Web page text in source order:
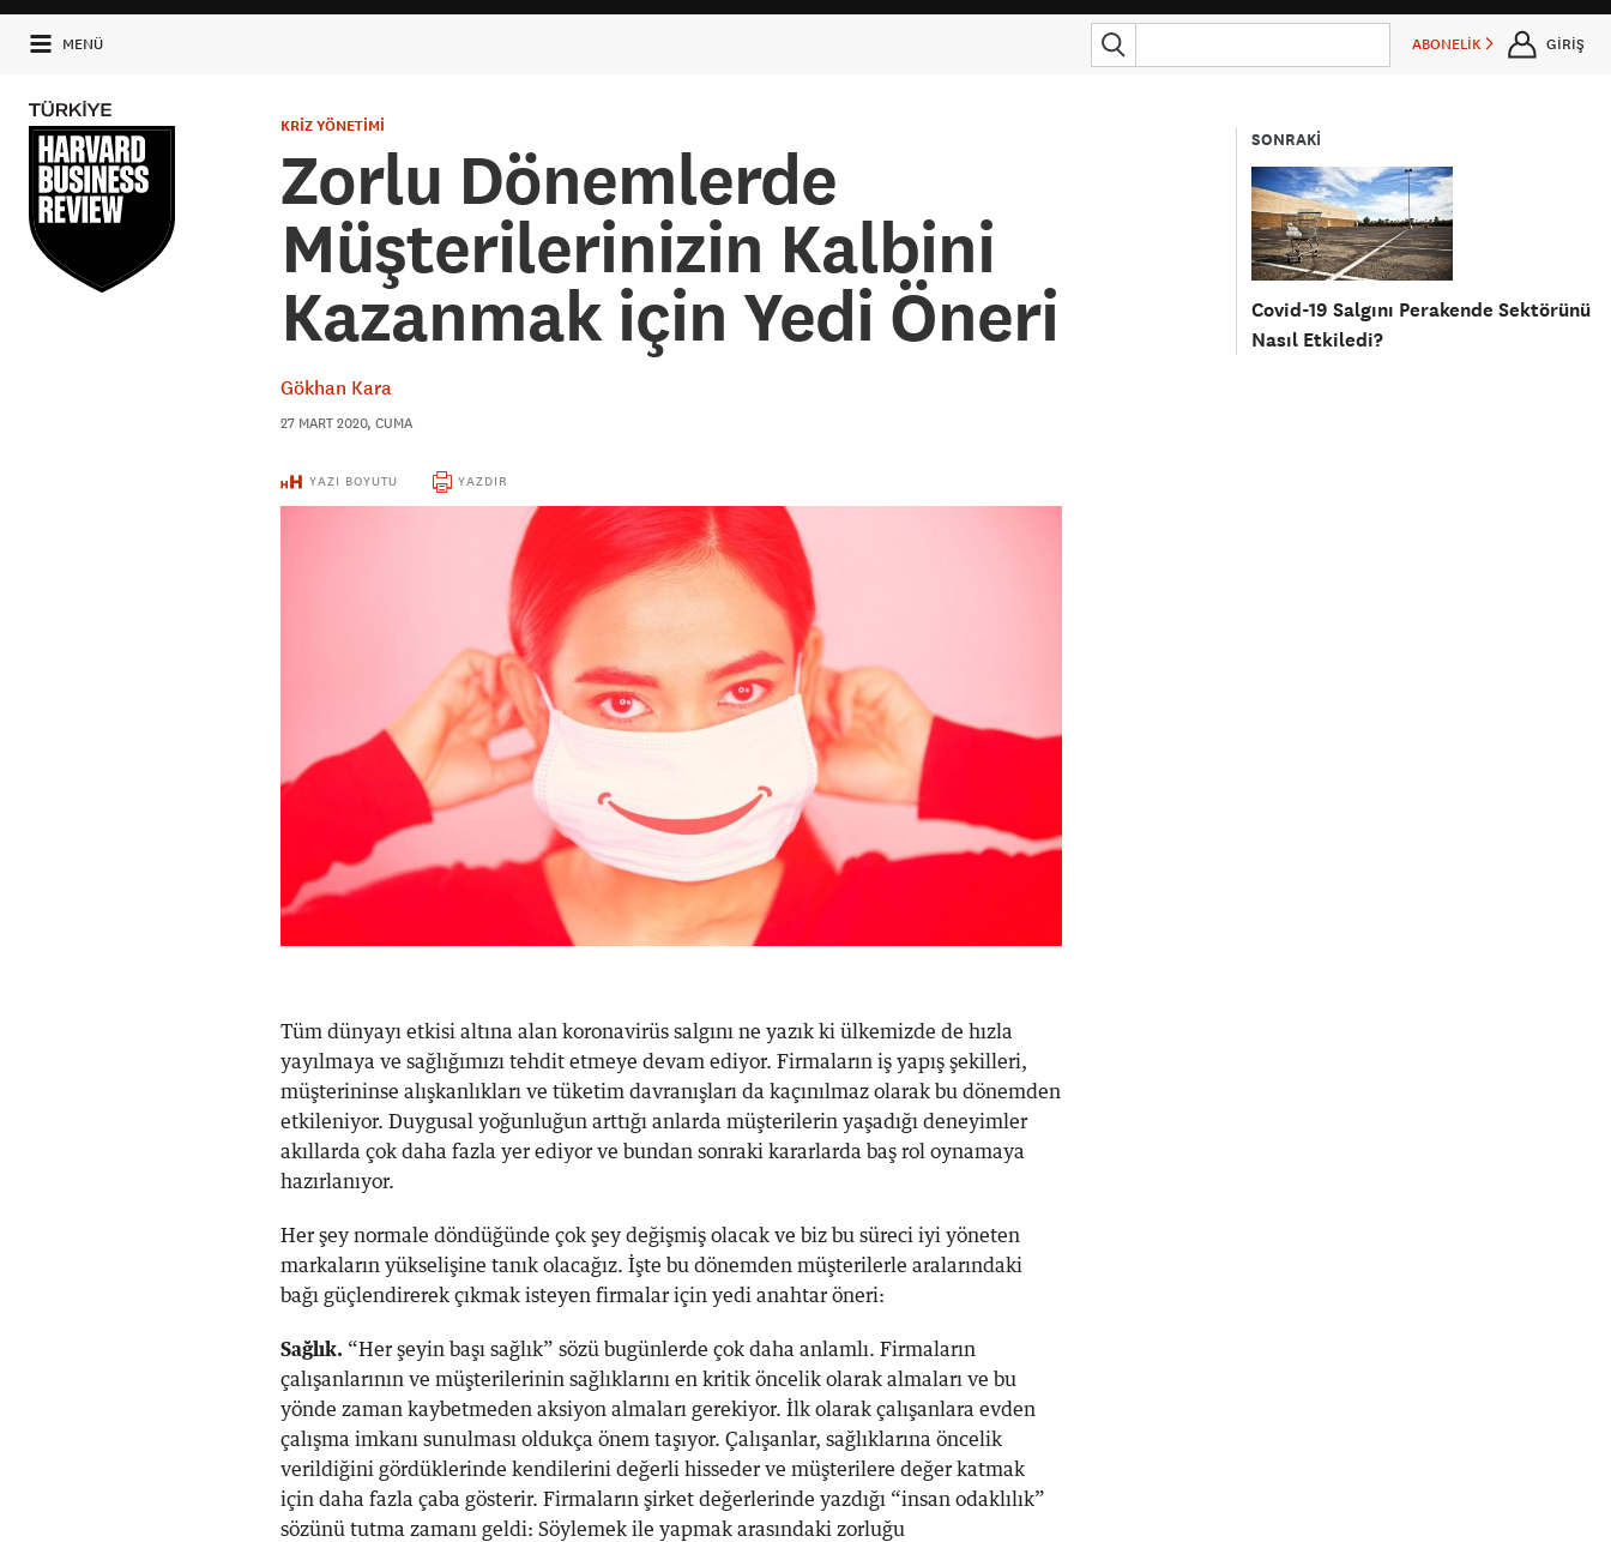
MENÜ ABONELİK GİRİŞ
SONRAKİ
Covid-19 Salgını Perakende Sektörünü
Nasıl Etkiledi?
KRİZ YÖNETİMİ
Zorlu Dönemlerde
Müşterilerinizin Kalbini
Kazanmak için Yedi Öneri
Gökhan Kara
27 MART 2020, CUMA
YAZI BOYUTU YAZDIR
Tüm dünyayı etkisi altına alan koronavirüs salgını ne yazık ki ülkemizde de hızla
yayılmaya ve sağlığımızı tehdit etmeye devam ediyor. Firmaların iş yapış şekilleri,
müşterininse alışkanlıkları ve tüketim davranışları da kaçınılmaz olarak bu dönemden
etkileniyor. Duygusal yoğunluğun arttığı anlarda müşterilerin yaşadığı deneyimler
akıllarda çok daha fazla yer ediyor ve bundan sonraki kararlarda baş rol oynamaya
hazırlanıyor.
Her şey normale döndüğünde çok şey değişmiş olacak ve biz bu süreci iyi yöneten
markaların yükselişine tanık olacağız. İşte bu dönemden müşterilerle aralarındaki
bağı güçlendirerek çıkmak isteyen firmalar için yedi anahtar öneri:
Sağlık. “Her şeyin başı sağlık” sözü bugünlerde çok daha anlamlı. Firmaların
çalışanlarının ve müşterilerinin sağlıklarını en kritik öncelik olarak almaları ve bu
yönde zaman kaybetmeden aksiyon almaları gerekiyor. İlk olarak çalışanlara evden
çalışma imkanı sunulması oldukça önem taşıyor. Çalışanlar, sağlıklarına öncelik
verildiğini gördüklerinde kendilerini değerli hisseder ve müşterilere değer katmak
için daha fazla çaba gösterir. Firmaların şirket değerlerinde yazdığı “insan odaklılık”
sözünü tutma zamanı geldi: Söylemek ile yapmak arasındaki zorluğu